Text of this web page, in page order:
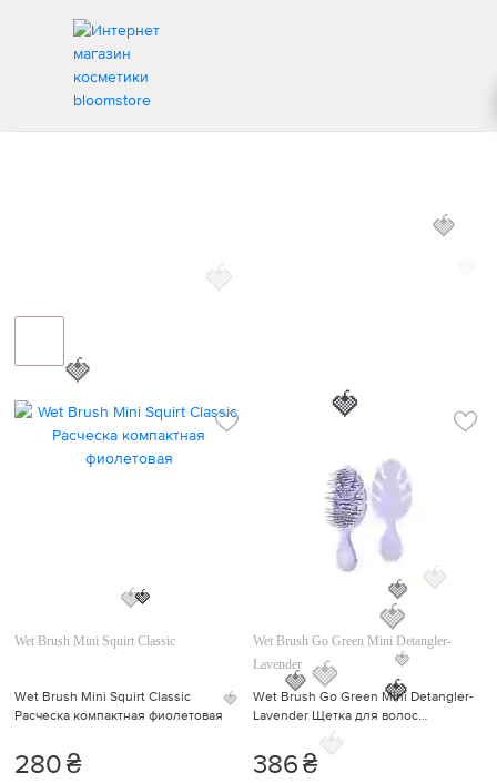
Wet Brush Mini Squirt Classic
Wet Brush Mini Squirt Classic
Расческа компактная фиолетовая
280₴
Wet Brush Go Green Mini Detangler-
Lavender
Wet Brush Go Green Mini Detangler-
Lavender Щетка для волос
лавандовая мини
386₴
🍓 🍓
🍓
🍓
🍓
🍓